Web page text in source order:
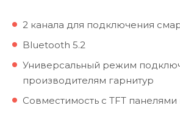
2 канала для подключения
Bluetooth 5.2
Универсальный режим
производителям гарнитур
Совместимость с TFT